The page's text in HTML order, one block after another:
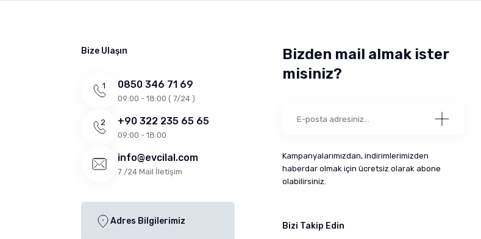
Bize Ulaşın
0850 346 71 69
09:00 - 18:00 ( 7/24 )
+90 322 235 65 65
09:00 - 18:00
info@evcilal.com
7 /24 Mail İletişim
Adres Bilgilerimiz
Bizden mail almak ister
misiniz?
Kampanyalarımızdan, indirimlerimizden
haberdar olmak için ücretsiz olarak abone
olabilirsiniz.
Bizi Takip Edin